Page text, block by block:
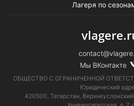
Лагеря по
Мы ВКонтакте
ОБЩЕСТВО С ОГРАНИЧЕННОЙ
Юридический
420500, Татарстан,